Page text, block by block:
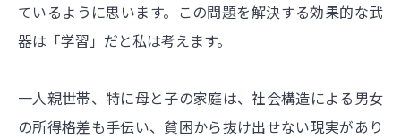
ているように思います。この問題を解決する効果的な武
器は「学習」だと私は考えます。
一人親世帯、特に母と子の家庭は、社会構造による男女
の所得格差も手伝い、貧困から抜け出せない現実があり